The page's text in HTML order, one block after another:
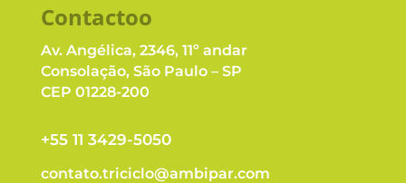
Contactoo
Av. Angélica, 2346, 11º andar
Consolação, São Paulo – SP
CEP 01228-200
+55 11 3429-5050
contato.triciclo@ambipar.com